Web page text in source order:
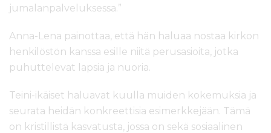
jumalanpalveluksessa.”
Anna-Lena painottaa, että hän haluaa nostaa kirkon
henkilöstön kanssa esille niitä perusasioita, jotka
puhuttelevat lapsia ja nuoria.
Teini-ikäiset haluavat kuulla muiden kokemuksia ja
seurata heidän konkreettisia esimerkkejään. Tämä
on kristillistä kasvatusta, jossa on sekä sosiaalinen